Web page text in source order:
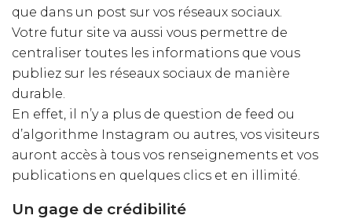
que dans un post sur vos réseaux sociaux.
Votre futur site va aussi vous permettre de
centraliser toutes les informations que vous
publiez sur les réseaux sociaux de manière
durable.
En effet, il n’y a plus de question de feed ou
d’algorithme Instagram ou autres, vos visiteurs
auront accès à tous vos renseignements et vos
publications en quelques clics et en illimité.
Un gage de crédibilité